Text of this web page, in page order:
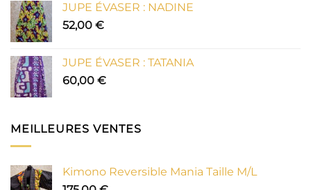
JUPE ÉVASER : NADINE
52,00 €
JUPE ÉVASER : TATANIA
60,00 €
MEILLEURES VENTES
Kimono Reversible Mania Taille M/L